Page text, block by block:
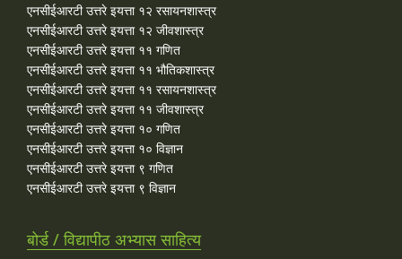
एनसीईआरटी उत्तरे इयत्ता १२ रसायनशास्त्र
एनसीईआरटी उत्तरे इयत्ता १२ जीवशास्त्र
एनसीईआरटी उत्तरे इयत्ता ११ गणित
एनसीईआरटी उत्तरे इयत्ता ११ भौतिकशास्त्र
एनसीईआरटी उत्तरे इयत्ता ११ रसायनशास्त्र
एनसीईआरटी उत्तरे इयत्ता ११ जीवशास्त्र
एनसीईआरटी उत्तरे इयत्ता १० गणित
एनसीईआरटी उत्तरे इयत्ता १० विज्ञान
एनसीईआरटी उत्तरे इयत्ता ९ गणित
एनसीईआरटी उत्तरे इयत्ता ९ विज्ञान
बोर्ड / विद्यापीठ अभ्यास साहित्य